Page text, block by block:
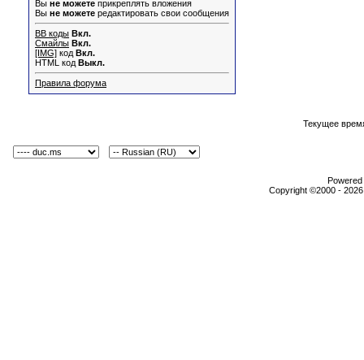
Вы не можете прикреплять вложения
Вы не можете редактировать свои сообщения
BB коды Вкл.
Смайлы Вкл.
[IMG] код Вкл.
HTML код Выкл.
Правила форума
Текущее
Copyright ©2000 -